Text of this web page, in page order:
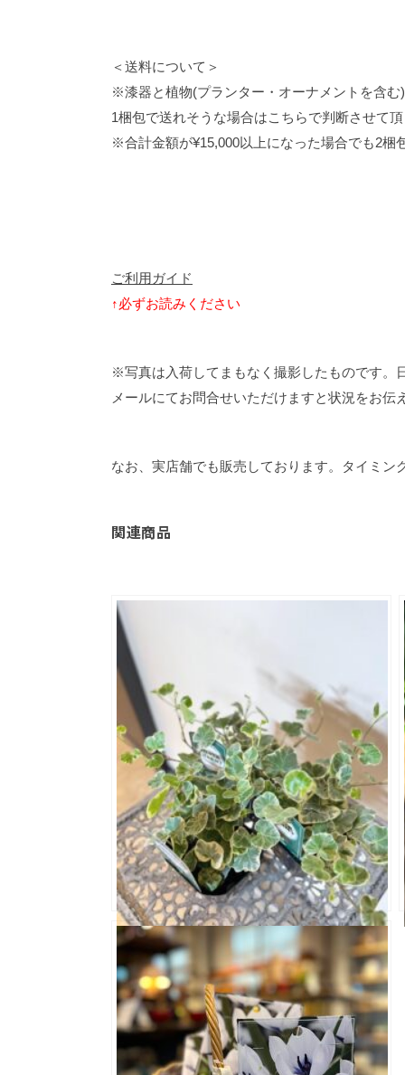
＜送料について＞
※漆器と植物(プランター・オーナメントを含
1梱包で送れそうな場合はこちらで判断させて
※合計金額が¥15,000以上になった場合でも2梱
ご利用ガイド
↑必ずお読みください
※写真は入荷してまもなく撮影したものです。
メールにてお問合せいただけますと状況をお伝
なお、実店舗でも販売しております。タイミ
関連商品
ヘデラ シルバーチャーミー 3.0寸